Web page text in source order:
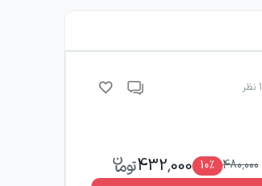
1 نظر
480,000
10٪ 432,000